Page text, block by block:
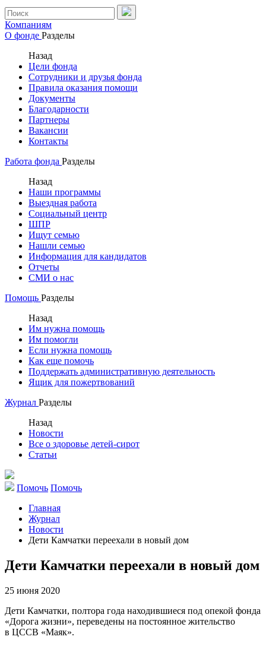
Компаниям
О фонде Разделы
Назад
Цели фонда
Сотрудники и друзья фонда
Правила оказания помощи
Документы
Благодарности
Партнеры
Вакансии
Контакты
Работа фонда Разделы
Назад
Наши программы
Выездная работа
Социальный центр
ШПР
Ищут семью
Нашли семью
Информация для кандидатов
Отчеты
СМИ о нас
Помощь Разделы
Назад
Им нужна помощь
Им помогли
Если нужна помощь
Как еще помочь
Поддержать административную деятельность
Ящик для пожертвований
Журнал Разделы
Назад
Новости
Все о здоровье детей-сирот
Статьи
Помочь Помочь
Главная
Журнал
Новости
Дети Камчатки переехали в новый дом
Дети Камчатки переехали в новый дом
25 июня 2020
Дети Камчатки, полтора года находившиеся под опекой фонда
«Дорога жизни», переведены на постоянное жительство
в ЦССВ «Маяк».